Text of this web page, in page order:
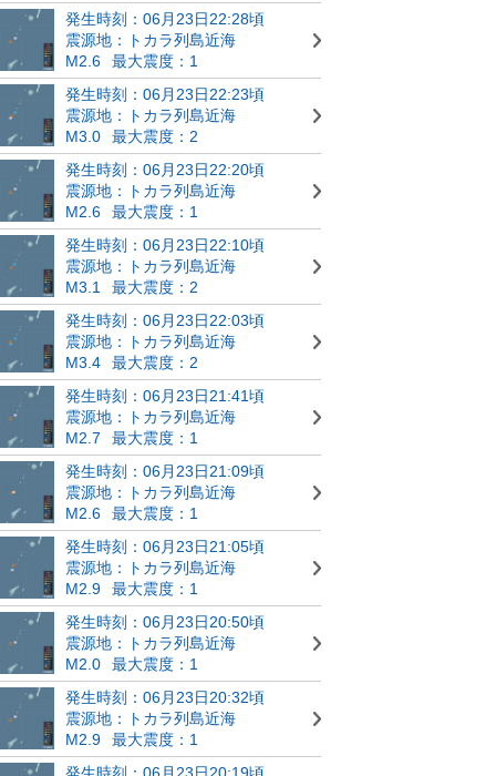
発生時刻：06月23日22:28頃
震源地：トカラ列島近海
M2.6
最大震度：1
発生時刻：06月23日22:23頃
震源地：トカラ列島近海
M3.0
最大震度：2
発生時刻：06月23日22:20頃
震源地：トカラ列島近海
M2.6
最大震度：1
発生時刻：06月23日22:10頃
震源地：トカラ列島近海
M3.1
最大震度：2
発生時刻：06月23日22:03頃
震源地：トカラ列島近海
M3.4
最大震度：2
発生時刻：06月23日21:41頃
震源地：トカラ列島近海
M2.7
最大震度：1
発生時刻：06月23日21:09頃
震源地：トカラ列島近海
M2.6
最大震度：1
発生時刻：06月23日21:05頃
震源地：トカラ列島近海
M2.9
最大震度：1
発生時刻：06月23日20:50頃
震源地：トカラ列島近海
M2.0
最大震度：1
発生時刻：06月23日20:32頃
震源地：トカラ列島近海
M2.9
最大震度：1
発生時刻：06月23日20:19頃